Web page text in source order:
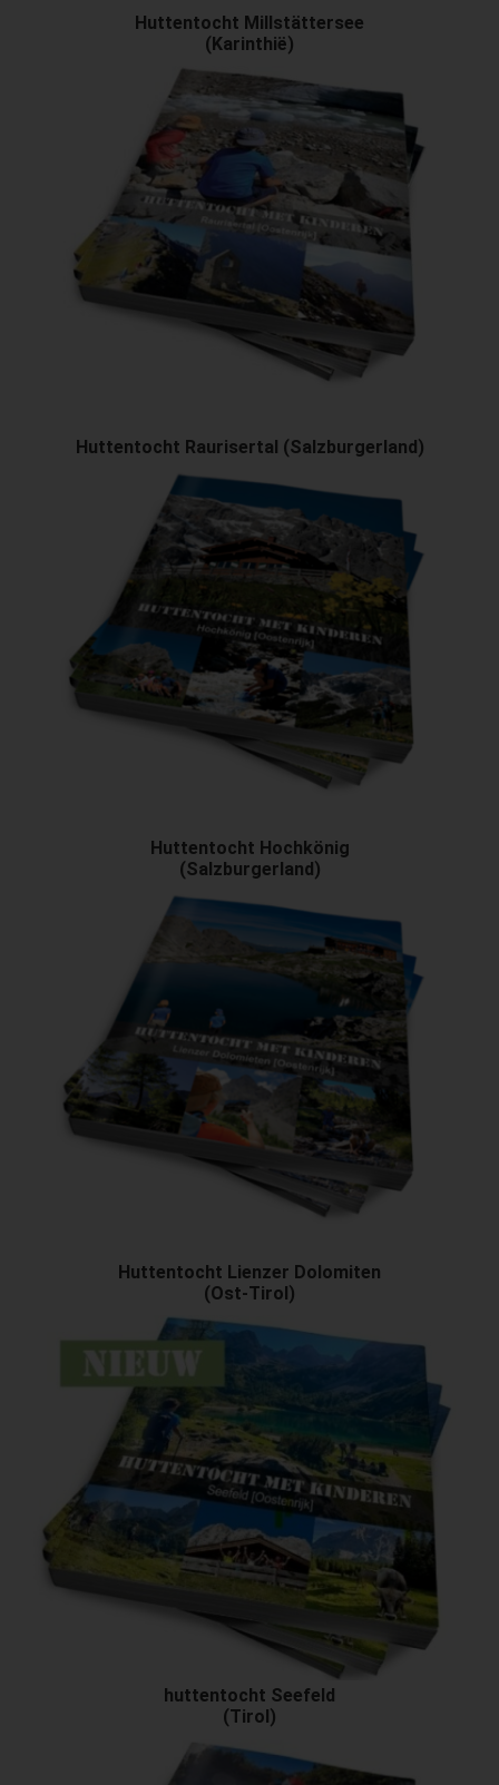
Huttentocht Millstättersee
(Karinthië)
Huttentocht Raurisertal (Salzburgerland)
Huttentocht Hochkönig
(Salzburgerland)
Huttentocht Lienzer Dolomiten
(Ost-Tirol)
huttentocht Seefeld
(Tirol)